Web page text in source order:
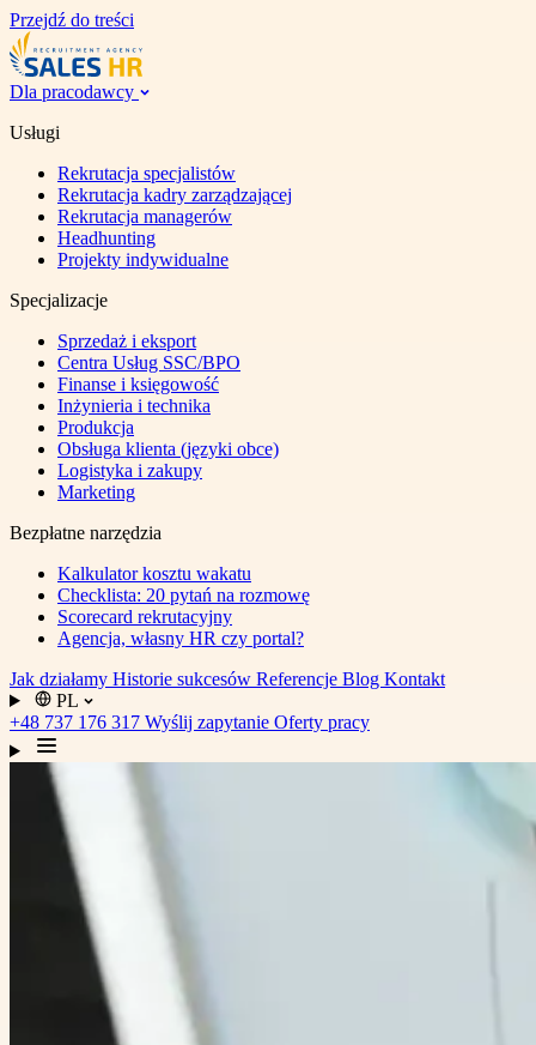
Przejdź do treści
Dla pracodawcy
Usługi
Rekrutacja specjalistów
Rekrutacja kadry zarządzającej
Rekrutacja managerów
Headhunting
Projekty indywidualne
Specjalizacje
Sprzedaż i eksport
Centra Usług SSC/BPO
Finanse i księgowość
Inżynieria i technika
Produkcja
Obsługa klienta (języki obce)
Logistyka i zakupy
Marketing
Bezpłatne narzędzia
Kalkulator kosztu wakatu
Checklista: 20 pytań na rozmowę
Scorecard rekrutacyjny
Agencja, własny HR czy portal?
Jak działamy Historie sukcesów Referencje Blog Kontakt
PL
+48 737 176 317 Wyślij zapytanie Oferty pracy